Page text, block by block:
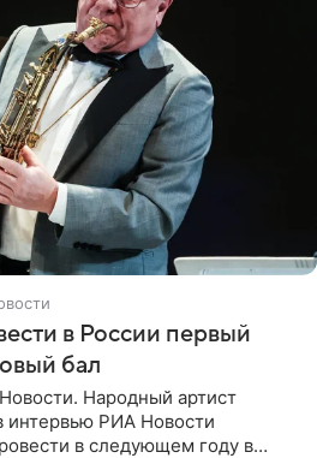
в России первый
бал
Народный артист
интервью РИА Новости
в следующем году в